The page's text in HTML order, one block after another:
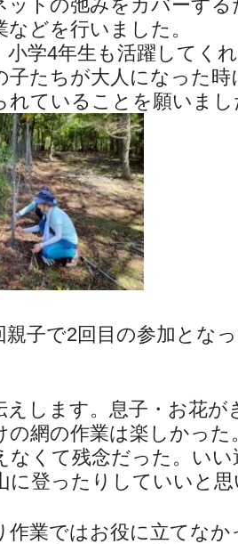
ットの弛みをカバーす
どを行いました。
小学4年生も活躍してく
子たちが大人になった
れていることを願いまし
親子で2回目の参加とな
えします。息子・お花
の網の作業は楽しかった
なくて残念だった。い
に登ったりしていいと
作業ではお役に立てな